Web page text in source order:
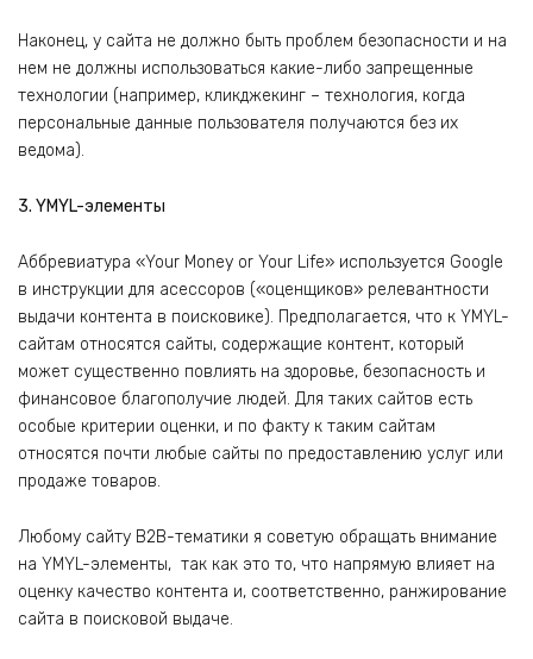
Наконец, у сайта не должно быть проблем безопасности и на
нем не должны использоваться какие-либо запрещенные
технологии (например, кликджекинг – технология, когда
персональные данные пользователя получаются без их
ведома).
3. YMYL-элементы
Аббревиатура «Your Money or Your Life» используется Google
в инструкции для асессоров («оценщиков» релевантности
выдачи контента в поисковике). Предполагается, что к YMYL-
сайтам относятся сайты, содержащие контент, который
может существенно повлиять на здоровье, безопасность и
финансовое благополучие людей. Для таких сайтов есть
особые критерии оценки, и по факту к таким сайтам
относятся почти любые сайты по предоставлению услуг или
продаже товаров.
Любому сайту B2B-тематики я советую обращать внимание
на YMYL-элементы, так как это то, что напрямую влияет на
оценку качество контента и, соответственно, ранжирование
сайта в поисковой выдаче.